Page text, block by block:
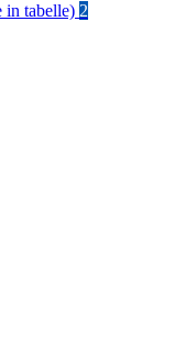
in tabelle) 2